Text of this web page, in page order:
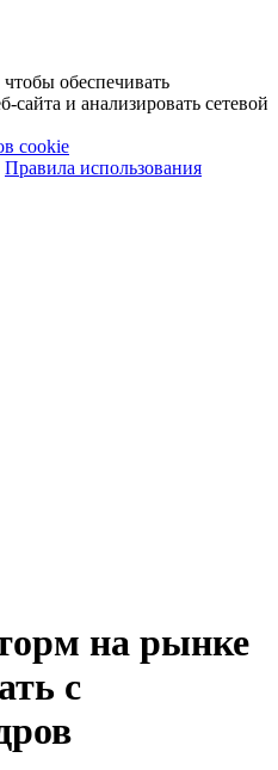
обеспечивать
и анализировать сетевой
cookie
Правила использования
на рынке
с